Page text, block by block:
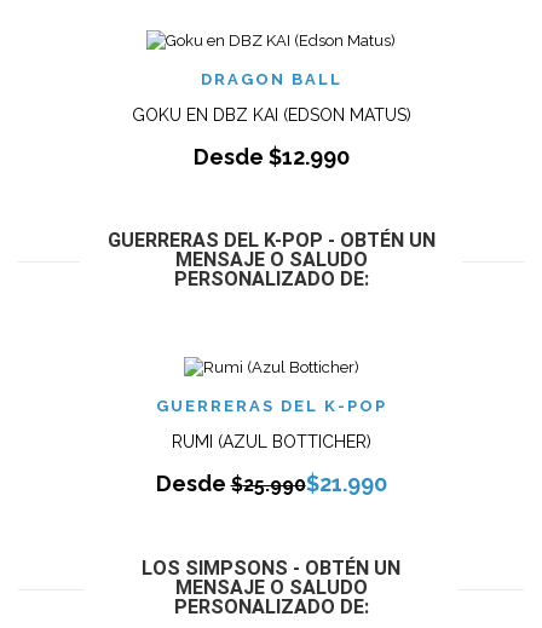
DRAGON BALL
GOKU EN DBZ KAI (EDSON MATUS)
Desde $12.990
GUERRERAS DEL K-POP - OBTÉN UN
MENSAJE O SALUDO
PERSONALIZADO DE:
GUERRERAS DEL K-POP
RUMI (AZUL BOTTICHER)
Desde$25.990$21.990
LOS SIMPSONS - OBTÉN UN
MENSAJE O SALUDO
PERSONALIZADO DE: